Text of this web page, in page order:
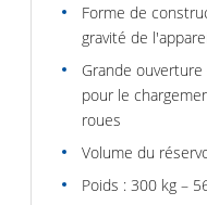
Forme de
gravité de
Grande
pour le
roues
Volume du
Poids : 300 kg –